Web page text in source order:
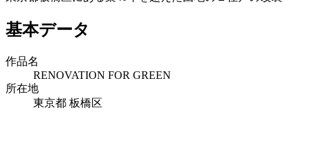
基本データ
作品名
RENOVATION FOR GREEN
所在地
東京都 板橋区